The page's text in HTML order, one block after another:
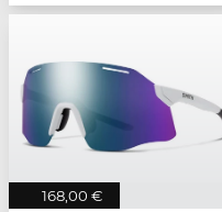
168,00 €